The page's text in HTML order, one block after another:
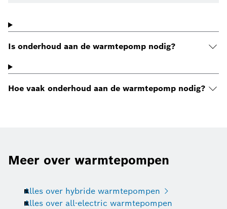
Is onderhoud aan de warmtepomp nodig?
Hoe vaak onderhoud aan de warmtepomp nodig?
Meer over warmtepompen
Alles over hybride warmtepompen
Alles over all-electric warmtepompen